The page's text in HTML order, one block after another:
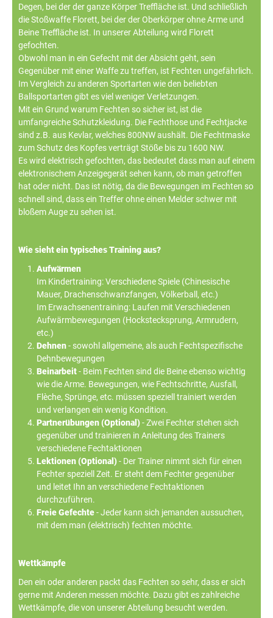
Degen, bei der der ganze Körper Treffläche ist. Und schließlich
die Stoßwaffe Florett, bei der der Oberkörper ohne Arme und
Beine Treffläche ist. In unserer Abteilung wird Florett
gefochten.
Obwohl man in ein Gefecht mit der Absicht geht, sein
Gegenüber mit einer Waffe zu treffen, ist Fechten ungefährlich.
Im Vergleich zu anderen Sportarten wie den beliebten
Ballsportarten gibt es viel weniger Verletzungen.
Mit ein Grund warum Fechten so sicher ist, ist die
umfangreiche Schutzkleidung. Die Fechthose und Fechtjacke
sind z.B. aus Kevlar, welches 800NW aushält. Die Fechtmaske
zum Schutz des Kopfes verträgt Stöße bis zu 1600 NW.
Es wird elektrisch gefochten, das bedeutet dass man auf einem
elektronischem Anzeigegerät sehen kann, ob man getroffen
hat oder nicht. Das ist nötig, da die Bewegungen im Fechten so
schnell sind, dass ein Treffer ohne einen Melder schwer mit
bloßem Auge zu sehen ist.
Wie sieht ein typisches Training aus?
Aufwärmen
Im Kindertraining: Verschiedene Spiele (Chinesische
Mauer, Drachenschwanzfangen, Völkerball, etc.)
Im Erwachsenentraining: Laufen mit Verschiedenen
Aufwärmbewegungen (Hockstecksprung, Armrudern,
etc.)
Dehnen- sowohl allgemeine, als auch Fechtspezifische
Dehnbewegungen
Beinarbeit- Beim Fechten sind die Beine ebenso wichtig
wie die Arme. Bewegungen, wie Fechtschritte, Ausfall,
Flèche, Sprünge, etc. müssen speziell trainiert werden
und verlangen ein wenig Kondition.
Partnerübungen (Optional)- Zwei Fechter stehen sich
gegenüber und trainieren in Anleitung des Trainers
verschiedene Fechtaktionen
Lektionen (Optional)- Der Trainer nimmt sich für einen
Fechter speziell Zeit. Er steht dem Fechter gegenüber
und leitet Ihn an verschiedene Fechtaktionen
durchzuführen.
Freie Gefechte- Jeder kann sich jemanden aussuchen,
mit dem man (elektrisch) fechten möchte.
Wettkämpfe
Den ein oder anderen packt das Fechten so sehr, dass er sich
gerne mit Anderen messen möchte. Dazu gibt es zahlreiche
Wettkämpfe, die von unserer Abteilung besucht werden.